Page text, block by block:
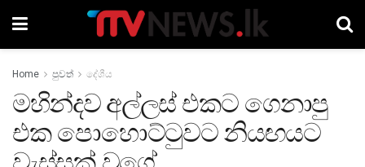
Home පුවත් දේශීය
මහින්දව අල්ලස් එකට ගෙනාපු
එක පොහොට්ටුවට නියඟයට